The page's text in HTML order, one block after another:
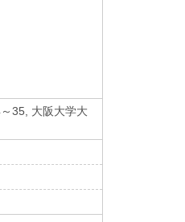
35, 大阪大学大